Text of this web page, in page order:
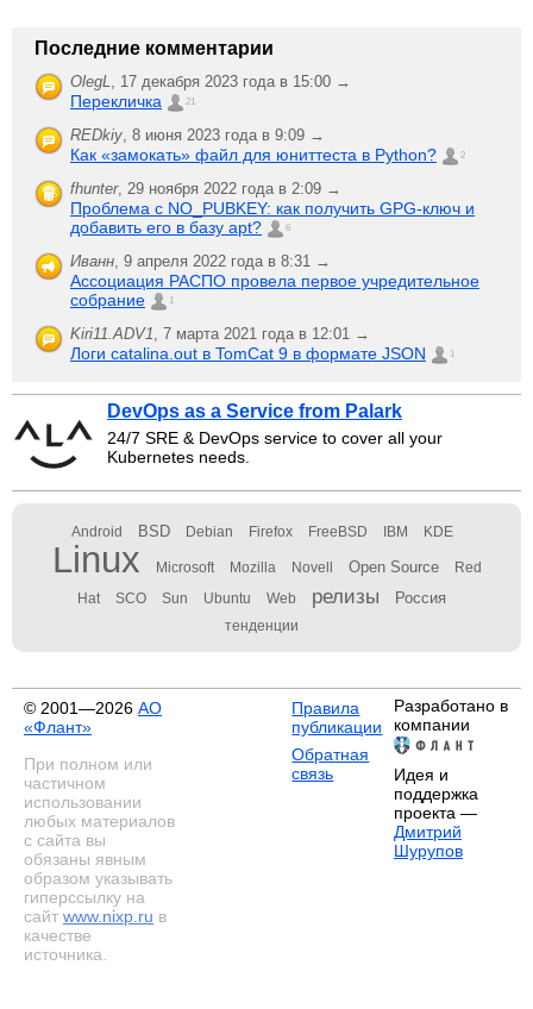
Последние комментарии
OlegL, 17 декабря 2023 года в 15:00 →
Перекличка 21
REDkiy, 8 июня 2023 года в 9:09 →
Как «замокать» файл для юниттеста в Python? 2
fhunter, 29 ноября 2022 года в 2:09 →
Проблема с NO_PUBKEY: как получить GPG-ключ и
добавить его в базу apt?
6
Иванн, 9 апреля 2022 года в 8:31 →
Ассоциация РАСПО провела первое учредительное
собрание
1
Kiri11.ADV1, 7 марта 2021 года в 12:01 →
Логи catalina.out в TomCat 9 в формате JSON 1
DevOps as a Service from Palark
24/7 SRE & DevOps service to cover all your
Kubernetes needs.
Android BSD Debian Firefox FreeBSD IBM KDE
Linux Microsoft Mozilla Novell Open Source Red
Hat SCO Sun Ubuntu Web релизы Россия
тенденции
© 2001—2026 АО
«Флант»
При полном или
частичном
использовании
любых материалов
с сайта вы
обязаны явным
образом указывать
гиперссылку на
сайт www.nixp.ru в
качестве
источника.
Правила
публикации
Обратная
связь
Разработано в
компании
Идея и
поддержка
проекта —
Дмитрий
Шурупов